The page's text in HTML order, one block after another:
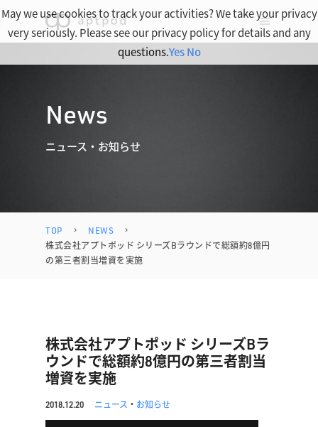
News
ニュース・お知らせ
TOP
NEWS
株式会社アプトポッド シリーズBラウンドで総額約8億円
の第三者割当増資を実施
株式会社アプトポッド シリーズBラ
ウンドで総額約8億円の第三者割当
増資を実施
2018.12.20 ニュース ・ お知らせ
May we use cookies to track your activities? We take your privacy
very seriously. Please see our privacy policy for details and any
questions.Yes No